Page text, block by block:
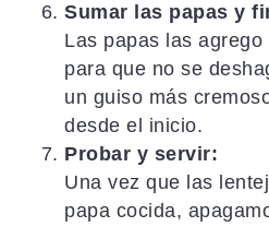
Sumar las papas y
Las papas las
para que no se
un guiso más
desde el inicio.
Probar y servir:
Una vez que las
papa cocida,